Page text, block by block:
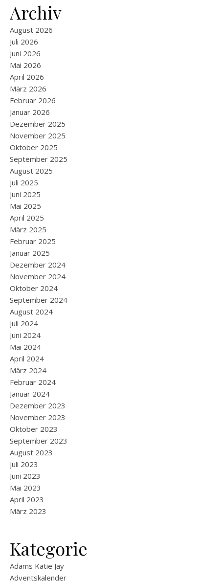
Archiv
August 2026
Juli 2026
Juni 2026
Mai 2026
April 2026
März 2026
Februar 2026
Januar 2026
Dezember 2025
November 2025
Oktober 2025
September 2025
August 2025
Juli 2025
Juni 2025
Mai 2025
April 2025
März 2025
Februar 2025
Januar 2025
Dezember 2024
November 2024
Oktober 2024
September 2024
August 2024
Juli 2024
Juni 2024
Mai 2024
April 2024
März 2024
Februar 2024
Januar 2024
Dezember 2023
November 2023
Oktober 2023
September 2023
August 2023
Juli 2023
Juni 2023
Mai 2023
April 2023
März 2023
Kategorie
Adams Katie Jay
Adventskalender